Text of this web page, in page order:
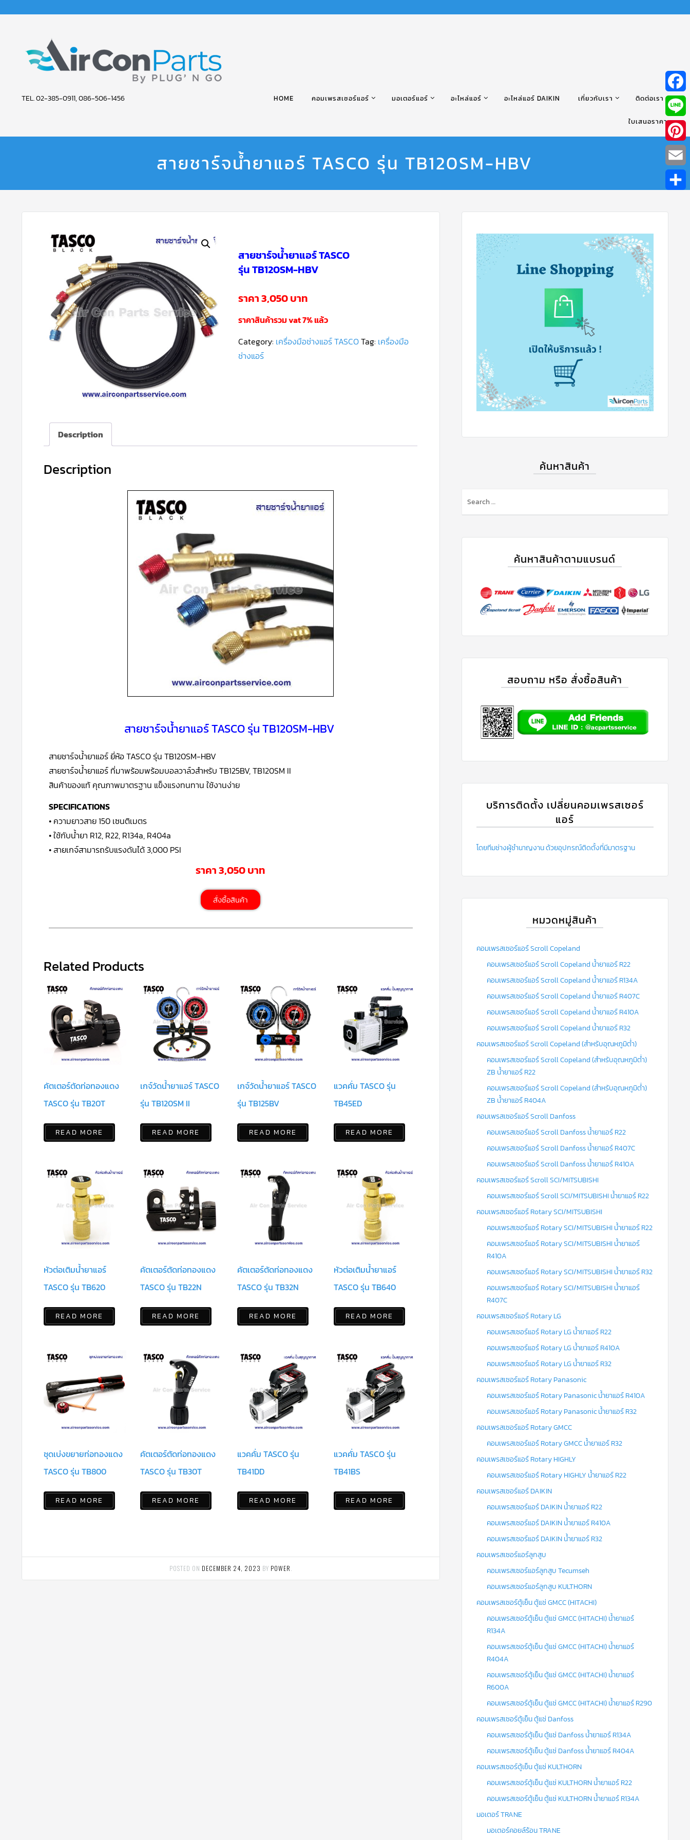
AIR
PARTS
TEL. 02-385-0911, 086-506-1456 HOME คอมเพรสเซอร์แอร์ มอเตอร์แอร์ อะไหล่แอร์ อะไหล่แอร์ DAIKIN เกี่ยวกับเรา ติดต่อเรา
ใบเสนอราคา
สายชาร์จน้ำยาแอร์ TASCO รุ่น TB120SM-HBV
สายชาร์จน้ำยาแอร์ TASCO
รุ่น TB120SM-HBV
ราคา 3,050 บาท
ราคาสินค้ารวม vat 7% แล้ว
Category: เครื่องมือช่างแอร์ TASCOTag: เครื่องมือ
ช่างแอร์
Description
Description
สายชาร์จน้ำยาแอร์ TASCO รุ่น TB120SM-HBV
สายชาร์จน้ำยาแอร์ ยี่ห้อ TASCO รุ่น TB120SM-HBV
สายชาร์จน้ำยาแอร์ ที่มาพร้อมพร้อมบอลวาล์วสำหรับ TB125BV, TB120SM II
สินค้าของแท้ คุณภาพมาตรฐาน แข็งแรงทนทาน ใช้งานง่าย
SPECIFICATIONS
• ความยาวสาย 150 เซนติเมตร
• ใช้กับน้ำยา R12, R22, R134a, R404a
• สายเกจ์สามารถรับแรงดันได้ 3,000 PSI
ราคา 3,050 บาท
สั่งซื้อสินค้า
Related Products
คัตเตอร์ตัดท่อทองแดง
TASCO รุ่น TB20T
READ MORE
เกจ์วัดน้ำยาแอร์ TASCO
รุ่น TB120SM II
READ MORE
เกจ์วัดน้ำยาแอร์ TASCO
รุ่น TB125BV
READ MORE
แวคคั่ม TASCO รุ่น
TB45ED
READ MORE
หัวต่อเติมน้ำยาแอร์
TASCO รุ่น TB620
READ MORE
คัตเตอร์ตัดท่อทองแดง
TASCO รุ่น TB22N
READ MORE
คัตเตอร์ตัดท่อทองแดง
TASCO รุ่น TB32N
READ MORE
หัวต่อเติมน้ำยาแอร์
TASCO รุ่น TB640
READ MORE
ชุดเบ่งขยายท่อทองแดง
TASCO รุ่น TB800
READ MORE
คัตเตอร์ตัดท่อทองแดง
TASCO รุ่น TB30T
READ MORE
แวคคั่ม TASCO รุ่น
TB41DD
READ MORE
แวคคั่ม TASCO รุ่น
TB41BS
READ MORE
POSTED ON DECEMBER 24, 2023 BY POWER.
ค้นหาสินค้า
ค้นหาสินค้าตามแบรนด์
สอบถาม หรือ สั่งซื้อสินค้า
บริการติดตั้ง เปลี่ยนคอมเพรสเซอร์
แอร์
โดยทีมช่างผู้ชำนาญงาน ด้วยอุปกรณ์ติดตั้งที่มีมาตรฐาน
หมวดหมู่สินค้า
คอมเพรสเซอร์แอร์ Scroll Copeland
คอมเพรสเซอร์แอร์ Scroll Copeland น้ำยาแอร์ R22
คอมเพรสเซอร์แอร์ Scroll Copeland น้ำยาแอร์ R134A
คอมเพรสเซอร์แอร์ Scroll Copeland น้ำยาแอร์ R407C
คอมเพรสเซอร์แอร์ Scroll Copeland น้ำยาแอร์ R410A
คอมเพรสเซอร์แอร์ Scroll Copeland น้ำยาแอร์ R32
คอมเพรสเซอร์แอร์ Scroll Copeland (สำหรับอุณหภูมิต่ำ)
คอมเพรสเซอร์แอร์ Scroll Copeland (สำหรับอุณหภูมิต่ำ)
ZB น้ำยาแอร์ R22
คอมเพรสเซอร์แอร์ Scroll Copeland (สำหรับอุณหภูมิต่ำ)
ZB น้ำยาแอร์ R404A
คอมเพรสเซอร์แอร์ Scroll Danfoss
คอมเพรสเซอร์แอร์ Scroll Danfoss น้ำยาแอร์ R22
คอมเพรสเซอร์แอร์ Scroll Danfoss น้ำยาแอร์ R407C
คอมเพรสเซอร์แอร์ Scroll Danfoss น้ำยาแอร์ R410A
คอมเพรสเซอร์แอร์ Scroll SCI/MITSUBISHI
คอมเพรสเซอร์แอร์ Scroll SCI/MITSUBISHI น้ำยาแอร์ R22
คอมเพรสเซอร์แอร์ Rotary SCI/MITSUBISHI
คอมเพรสเซอร์แอร์ Rotary SCI/MITSUBISHI น้ำยาแอร์ R22
คอมเพรสเซอร์แอร์ Rotary SCI/MITSUBISHI น้ำยาแอร์
R410A
คอมเพรสเซอร์แอร์ Rotary SCI/MITSUBISHI น้ำยาแอร์ R32
คอมเพรสเซอร์แอร์ Rotary SCI/MITSUBISHI น้ำยาแอร์
R407C
คอมเพรสเซอร์แอร์ Rotary LG
คอมเพรสเซอร์แอร์ Rotary LG น้ำยาแอร์ R22
คอมเพรสเซอร์แอร์ Rotary LG น้ำยาแอร์ R410A
คอมเพรสเซอร์แอร์ Rotary LG น้ำยาแอร์ R32
คอมเพรสเซอร์แอร์ Rotary Panasonic
คอมเพรสเซอร์แอร์ Rotary Panasonic น้ำยาแอร์ R410A
คอมเพรสเซอร์แอร์ Rotary Panasonic น้ำยาแอร์ R32
คอมเพรสเซอร์แอร์ Rotary GMCC
คอมเพรสเซอร์แอร์ Rotary GMCC น้ำยาแอร์ R32
คอมเพรสเซอร์แอร์ Rotary HIGHLY
คอมเพรสเซอร์แอร์ Rotary HIGHLY น้ำยาแอร์ R22
คอมเพรสเซอร์แอร์ DAIKIN
คอมเพรสเซอร์แอร์ DAIKIN น้ำยาแอร์ R22
คอมเพรสเซอร์แอร์ DAIKIN น้ำยาแอร์ R410A
คอมเพรสเซอร์แอร์ DAIKIN น้ำยาแอร์ R32
คอมเพรสเซอร์แอร์ลูกสูบ
คอมเพรสเซอร์แอร์ลูกสูบ Tecumseh
คอมเพรสเซอร์แอร์ลูกสูบ KULTHORN
คอมเพรสเซอร์ตู้เย็น ตู้แช่ GMCC (HITACHI)
คอมเพรสเซอร์ตู้เย็น ตู้แช่ GMCC (HITACHI) น้ำยาแอร์
R134A
คอมเพรสเซอร์ตู้เย็น ตู้แช่ GMCC (HITACHI) น้ำยาแอร์
R404A
คอมเพรสเซอร์ตู้เย็น ตู้แช่ GMCC (HITACHI) น้ำยาแอร์
R600A
คอมเพรสเซอร์ตู้เย็น ตู้แช่ GMCC (HITACHI) น้ำยาแอร์ R290
คอมเพรสเซอร์ตู้เย็น ตู้แช่ Danfoss
คอมเพรสเซอร์ตู้เย็น ตู้แช่ Danfoss น้ำยาแอร์ R134A
คอมเพรสเซอร์ตู้เย็น ตู้แช่ Danfoss น้ำยาแอร์ R404A
คอมเพรสเซอร์ตู้เย็น ตู้แช่ KULTHORN
คอมเพรสเซอร์ตู้เย็น ตู้แช่ KULTHORN น้ำยาแอร์ R22
คอมเพรสเซอร์ตู้เย็น ตู้แช่ KULTHORN น้ำยาแอร์ R134A
มอเตอร์ TRANE
มอเตอร์คอยล์ร้อน TRANE
Line
Email